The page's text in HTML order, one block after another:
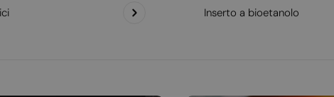
Inserto a bioetanolo